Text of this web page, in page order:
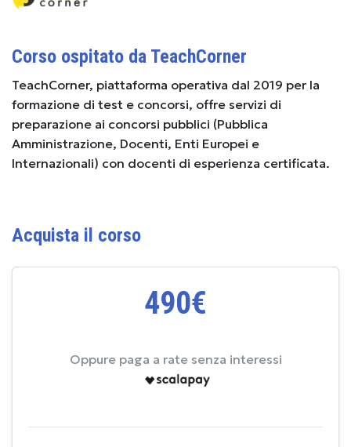
Corso ospitato da TeachCorner
TeachCorner, piattaforma operativa dal 2019 per la
formazione di test e concorsi, offre servizi di
preparazione ai concorsi pubblici (Pubblica
Amministrazione, Docenti, Enti Europei e
Internazionali) con docenti di esperienza certificata.
Acquista il corso
490€
Oppure paga a rate senza interessi